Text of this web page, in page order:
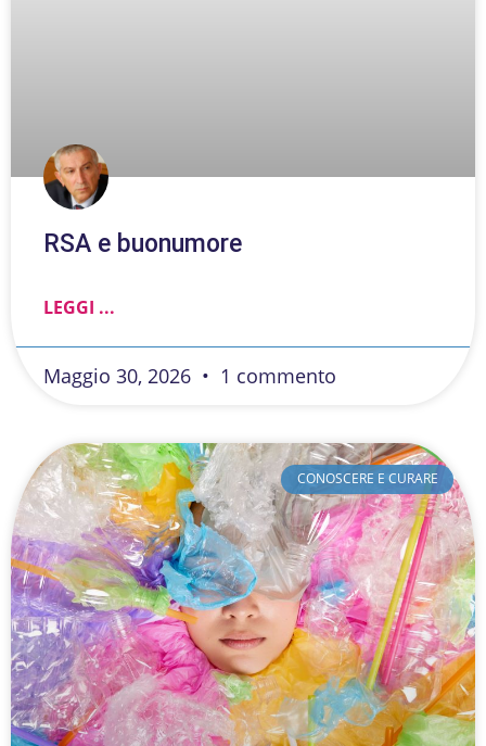
RSA e buonumore
LEGGI ...
Maggio 30, 2026 1 commento
CONOSCERE E CURARE